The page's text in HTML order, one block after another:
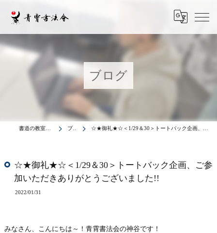
ブログ
書道の教室は青霄書法会 ブログ ☆★御礼★☆＜1/29＆30＞トートバック企画、ご参加いただきありがとうございました!!
☆★御礼★☆＜1/29＆30＞トートバック企画、ご参
加いただきありがとうございました!!
2022/01/31
みなさん、こんにちは～！青霄書法会の神谷です！